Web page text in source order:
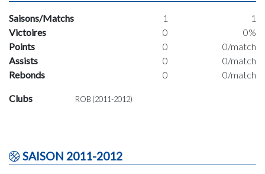
Saisons/Matchs 1
1
Victoires
0
0%
Points
0
0/match
Assists
0
0/match
Rebonds
0 0/match
Clubs ROB (2011-2012)
SAISON 2011-2012